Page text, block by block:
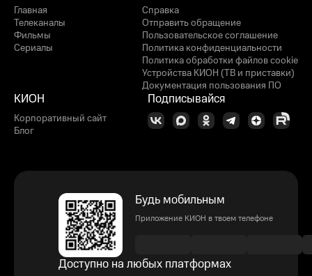
Главная
Телеканалы
Фильмы
Сериалы
Справка
Отправить обращение
Пользовательское соглашение
Политика конфиденциальности
Политика обработки файлов cookie
Устройства КИОН (ТВ и приставки)
Документация пользования ПО
КИОН
Корпоративный сайт
Блог
Подписывайся
Будь мобильным
Приложение КИОН в твоем телефоне
Доступно на любых платформах